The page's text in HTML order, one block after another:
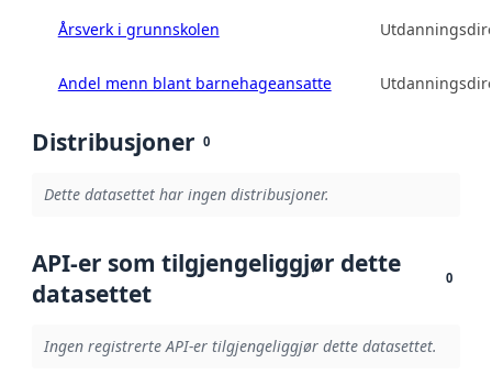
Årsverk i grunnskolen
Andel menn blant barnehageansatte
Distribusjoner 0
Dette datasettet har ingen distribusjoner.
API-er som tilgjengeliggjør dette
datasettet
0
Ingen registrerte API-er tilgjengeliggjør dette datasettet.